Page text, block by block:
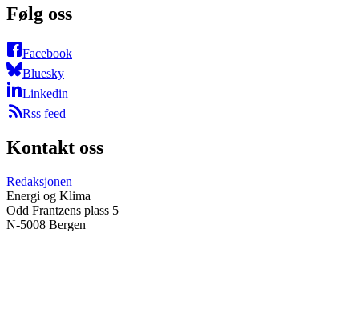
Følg oss
Facebook
Bluesky
Linkedin
Rss feed
Kontakt oss
Redaksjonen
Energi og Klima
Odd Frantzens plass 5
N-5008 Bergen